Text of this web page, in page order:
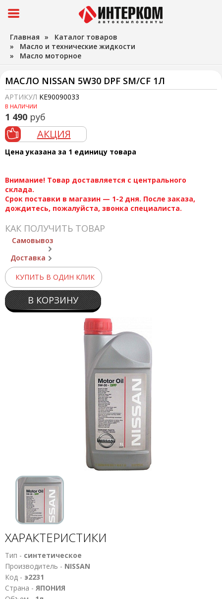
Главная » Каталог товаров
» Масло и технические жидкости
» Масло моторное
МАСЛО NISSAN 5W30 DPF SМ/CF 1Л
АРТИКУЛ KE90090033
В НАЛИЧИИ
1 490 руб
АКЦИЯ
Цена указана за 1 единицу товара
Внимание! Товар доставляется с центрального
склада.
Срок поставки в магазин — 1-2 дня. После заказа,
дождитесь, пожалуйста, звонка специалиста.
КАК ПОЛУЧИТЬ ТОВАР
Самовывоз
Доставка
КУПИТЬ В ОДИН КЛИК
В КОРЗИНУ
ХАРАКТЕРИСТИКИ
Тип - синтетическое
Производитель - NISSAN
Код - э2231
Страна - ЯПОНИЯ